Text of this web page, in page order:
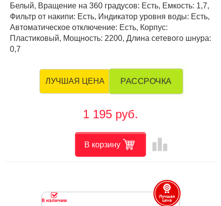
Белый, Вращение на 360 градусов: Есть, Емкость: 1,7,
Фильтр от накипи: Есть, Индикатор уровня воды: Есть,
Автоматическое отключение: Есть, Корпус:
Пластиковый, Мощность: 2200, Длина сетевого шнура:
0,7
ЛУЧШАЯ ЦЕНА РАССРОЧКА
1 195 руб.
В корзину leaderboard